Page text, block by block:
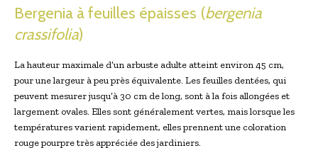
Bergenia à feuilles épaisses (bergenia
crassifolia)
La hauteur maximale d’un arbuste adulte atteint environ 45 cm,
pour‌ une​ largeur à peu près équivalente. Les feuilles dentées, qui‌
peuvent mesurer jusqu’à 30 cm de long, sont à ⁤la fois allongées et
largement ovales. Elles sont⁤ généralement ‍vertes, mais lorsque les
températures varient rapidement, elles prennent une coloration
rouge ‍pourpre très appréciée ⁣des jardiniers.